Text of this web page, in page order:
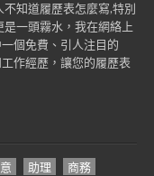
知道履歷表怎麼寫,特別
一頭霧水，我在網絡上
個免費、引人注目的
作經歷，讓您的履歷表
助理
商務